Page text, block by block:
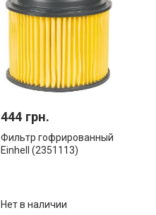
444 грн.
Фильтр гофрированный
Einhell (2351113)
Нет в наличии